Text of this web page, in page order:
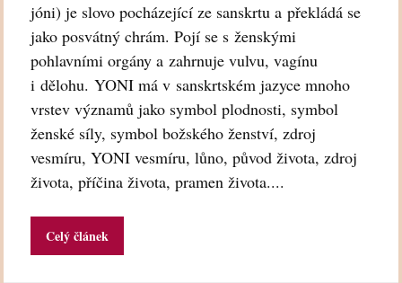
jóni) je slovo pocházející ze sanskrtu a překládá se
jako posvátný chrám. Pojí se s ženskými
pohlavními orgány a zahrnuje vulvu, vagínu
i dělohu. YONI má v sanskrtském jazyce mnoho
vrstev významů jako symbol plodnosti, symbol
ženské síly, symbol božského ženství, zdroj
vesmíru, YONI vesmíru, lůno, původ života, zdroj
života, příčina života, pramen života....
Celý článek